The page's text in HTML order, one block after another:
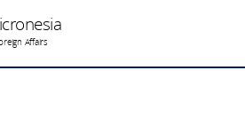
Affairs